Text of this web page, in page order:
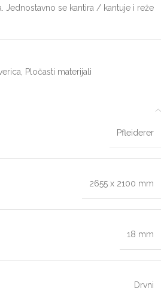
Jednostavno se kantira / kantuje i reže
Pločasti materijali
Pfleiderer
2655 x 2100 mm
18 mm
Drvni